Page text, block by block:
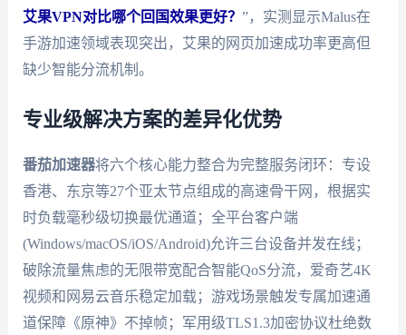
艾果VPN对比哪个回国效果更好？ ”，实测显示Malus在
手游加速领域表现突出，艾果的网页加速成功率更高但
缺少智能分流机制。
专业级解决方案的差异化优势
番茄加速器将六个核心能力整合为完整服务闭环：专设
香港、东京等27个亚太节点组成的高速骨干网，根据实
时负载毫秒级切换最优通道；全平台客户端
(Windows/macOS/iOS/Android)允许三台设备并发在线；
破除流量焦虑的无限带宽配合智能QoS分流，爱奇艺4K
视频和网易云音乐稳定加载；游戏场景触发专属加速通
道保障《原神》不掉帧；军用级TLS1.3加密协议杜绝数